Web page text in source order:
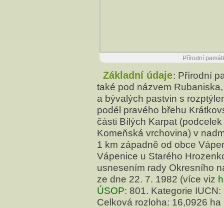
Přírodní
Základní údaje: Přírodní
také pod názvem
a bývalých pastvin s
podél pravého břehu
části Bílých Karpat
Komeňská vrchovina) v
1 km západně od obce
Vápenice u Starého
usnesením rady Okresního
ze dne 22. 7. 1982 (více viz
ÚSOP: 801. Kategorie
Celková rozloha: 16,0926 ha